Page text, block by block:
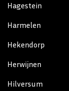
Hagestein
Harmelen
Hekendorp
Herwijnen
Hilversum